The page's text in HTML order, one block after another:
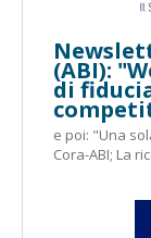
(ABI):
di
e poi: "Una
Cora-ABI; La